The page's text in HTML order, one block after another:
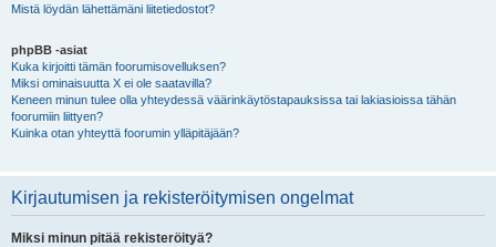
Mistä löydän lähettämäni liitetiedostot?
phpBB -asiat
Kuka kirjoitti tämän foorumisovelluksen?
Miksi ominaisuutta X ei ole saatavilla?
Keneen minun tulee olla yhteydessä väärinkäytöstapauksissa tai lakiasioissa tähän
foorumiin liittyen?
Kuinka otan yhteyttä foorumin ylläpitäjään?
Kirjautumisen ja rekisteröitymisen ongelmat
Miksi minun pitää rekisteröityä?